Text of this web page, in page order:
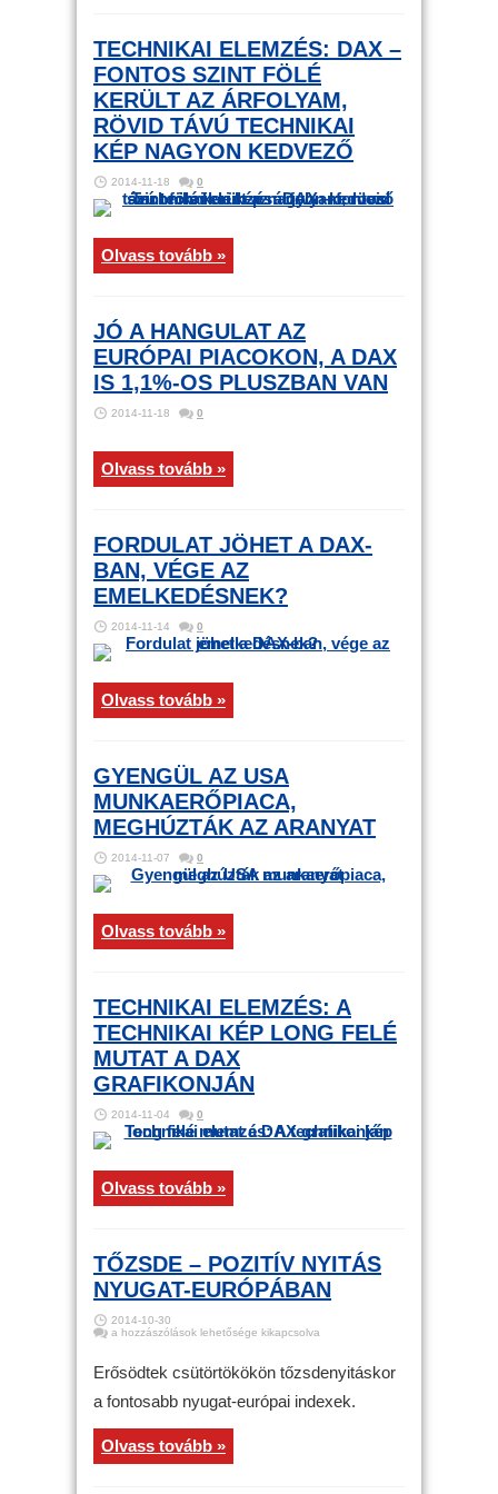
TECHNIKAI ELEMZÉS: DAX –
FONTOS SZINT FÖLÉ
KERÜLT AZ ÁRFOLYAM,
RÖVID TÁVÚ TECHNIKAI
KÉP NAGYON KEDVEZŐ
2014-11-18 0
Olvass tovább »
JÓ A HANGULAT AZ
EURÓPAI PIACOKON, A DAX
IS 1,1%-OS PLUSZBAN VAN
2014-11-18 0
Olvass tovább »
FORDULAT JÖHET A DAX-
BAN, VÉGE AZ
EMELKEDÉSNEK?
2014-11-14 0
Olvass tovább »
GYENGÜL AZ USA
MUNKAERŐPIACA,
MEGHÚZTÁK AZ ARANYAT
2014-11-07 0
Olvass tovább »
TECHNIKAI ELEMZÉS: A
TECHNIKAI KÉP LONG FELÉ
MUTAT A DAX
GRAFIKONJÁN
2014-11-04 0
Olvass tovább »
TŐZSDE – POZITÍV NYITÁS
NYUGAT-EURÓPÁBAN
2014-10-30
Tőzsde
nyitás
Nyugat-
bejegyzéshez
a hozzászólások lehetősége kikapcsolva
Erősödtek csütörtökökön tőzsdenyitáskor
a fontosabb nyugat-európai indexek.
Olvass tovább »